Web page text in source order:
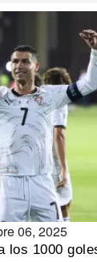
06, 2025
los 1000